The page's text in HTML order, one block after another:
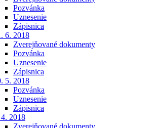
Pozvánka
Uznesenie
Zápisnica
6. 2018
Zverejňované dokumenty
Pozvánka
Uznesenie
Zápisnica
5. 2018
Pozvánka
Uznesenie
Zápisnica
2018
Zverejňované dokumenty